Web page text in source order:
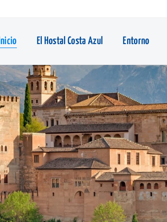
Inicio El Hostal Costa Azul Entorno